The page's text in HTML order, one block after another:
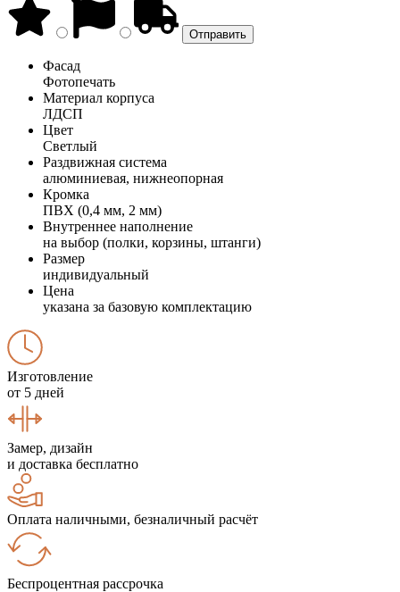
Фасад
Фотопечать
Материал корпуса
ЛДСП
Цвет
Светлый
Раздвижная система
алюминиевая, нижнеопорная
Кромка
ПВХ (0,4 мм, 2 мм)
Внутреннее наполнение
на выбор (полки, корзины, штанги)
Размер
индивидуальный
Цена
указана за базовую комплектацию
Изготовление
от 5 дней
Замер, дизайн
и доставка бесплатно
Оплата наличными, безналичный расчёт
Беспроцентная рассрочка